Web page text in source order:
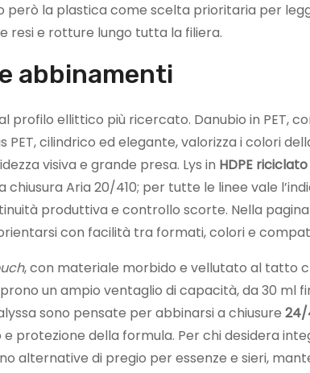
la plastica come scelta prioritaria per
resi e rotture lungo tutta la filiera.
abbinamenti
profilo ellittico più ricercato. Danubio in PET,
cilindrico ed elegante, valorizza i colori
visiva e grande presa. Lys in HDPE riciclato
Aria 20/410; per tutte le linee vale
produttiva e controllo scorte. Nella
con facilità tra formati, colori e
, con materiale morbido e vellutato al tatto
un ampio ventaglio di capacità, da 30 ml
sono pensate per abbinarsi a chiusure 24/
protezione della formula. Per chi desidera
alternative di pregio per essenze e sieri,